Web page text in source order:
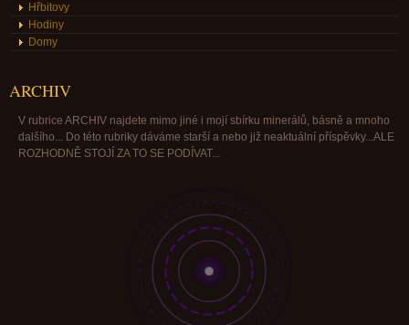
Hřbitovy
Hodiny
Domy
ARCHIV
V rubrice ARCHIV najdete mimo jiné i mojí sbírku minerálů, básně a mnoho
dalšího... Do této rubriky dáváme starší a nebo již neaktuální příspěvky...ALE
ROZHODNĚ STOJÍ ZA TO SE PODÍVAT...